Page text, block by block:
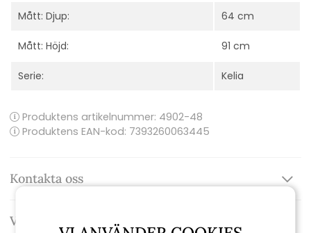
Mått: Djup: 64 cm
Mått: Höjd: 91 cm
Serie: Kelia
Produktens artikelnummer: 4902-48
Produktens EAN-kod: 7393260063445
Kontakta oss
Varumärke: Brafab